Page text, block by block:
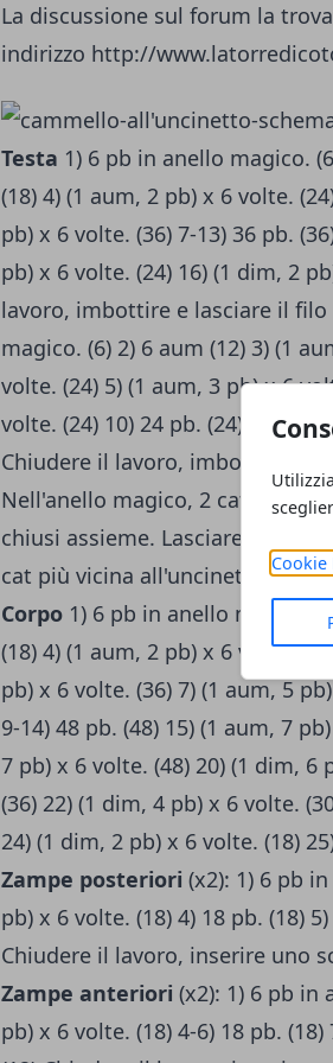
Cookie
La discussione sul forum la
indirizzo http://
Testa 1) 6 pb in anello magico.
(18) 4) (1 aum, 2 pb) x 6 volte.
pb) x 6 volte. (36) 7-13) 36 pb.
pb) x 6 volte. (24) 16) (1 dim, 2
lavoro, imbottire e lasciare il
magico. (6) 2) 6 aum (12) 3) (1
volte. (24) 5) (1 aum, 3 pb) x 6
volte. (24) 10) 24 pb. (24) 11) (1
Chiudere il lavoro, imbottire,
Nell'anello magico, 2 cat, 6 pa
chiusi assieme. Lasciare filo per
cat più vicina all'uncinetto, 4pa,
Corpo 1) 6 pb in anello magico.
(18) 4) (1 aum, 2 pb) x 6 volte.
pb) x 6 volte. (36) 7) (1 aum, 5
9-14) 48 pb. (48) 15) (1 aum, 7
7 pb) x 6 volte. (48) 20) (1 dim, 6
(36) 22) (1 dim, 4 pb) x 6 volte.
24) (1 dim, 2 pb) x 6 volte. (18)
Zampe posteriori (x2): 1) 6 pb
pb) x 6 volte. (18) 4) 18 pb. (18)
Chiudere il lavoro, inserire uno
Zampe anteriori (x2): 1) 6 pb in
pb) x 6 volte. (18) 4-6) 18 pb.